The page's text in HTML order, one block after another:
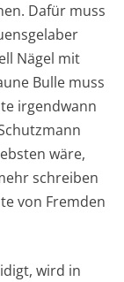
Dafür muss
Nägel mit
Bulle muss
irgendwann
wäre,
schreiben
von Fremden
wird in